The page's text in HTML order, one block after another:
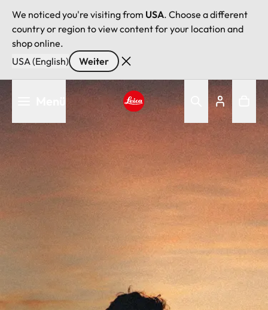
We noticed you're visiting from USA. Choose a different
country or region to view content for your location and
shop online.
USA (English)
Weiter